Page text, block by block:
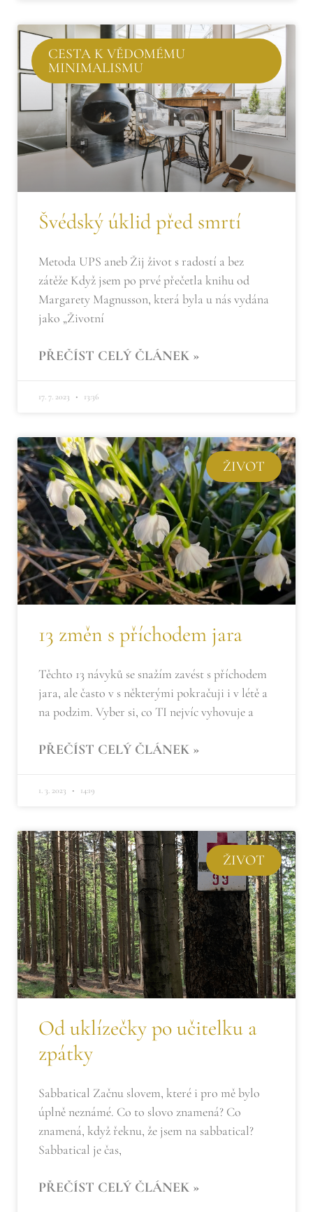
CESTA K VĚDOMÉMU
MINIMALISMU
Švédský úklid před smrtí
Metoda UPS aneb Žij život s radostí a bez
zátěže Když jsem po prvé přečetla knihu od
Margarety Magnusson, která byla u nás vydána
jako „Životní
PŘEČÍST CELÝ ČLÁNEK »
17. 7. 2023 13:36
ŽIVOT
13 změn s příchodem jara
Těchto 13 návyků se snažím zavést s příchodem
jara, ale často v s některými pokračuji i v létě a
na podzim. Vyber si, co TI nejvíc vyhovuje a
PŘEČÍST CELÝ ČLÁNEK »
1. 3. 2023 14:19
ŽIVOT
Od uklízečky po učitelku a
zpátky
Sabbatical Začnu slovem, které i pro mě bylo
úplně neznámé. Co to slovo znamená? Co
znamená, když řeknu, že jsem na sabbatical?
Sabbatical je čas,
PŘEČÍST CELÝ ČLÁNEK »